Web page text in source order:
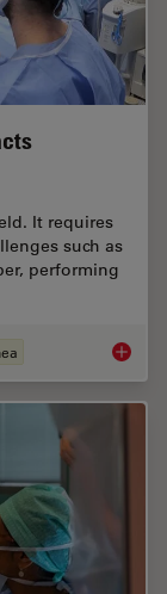
It requires
such as
performing
How